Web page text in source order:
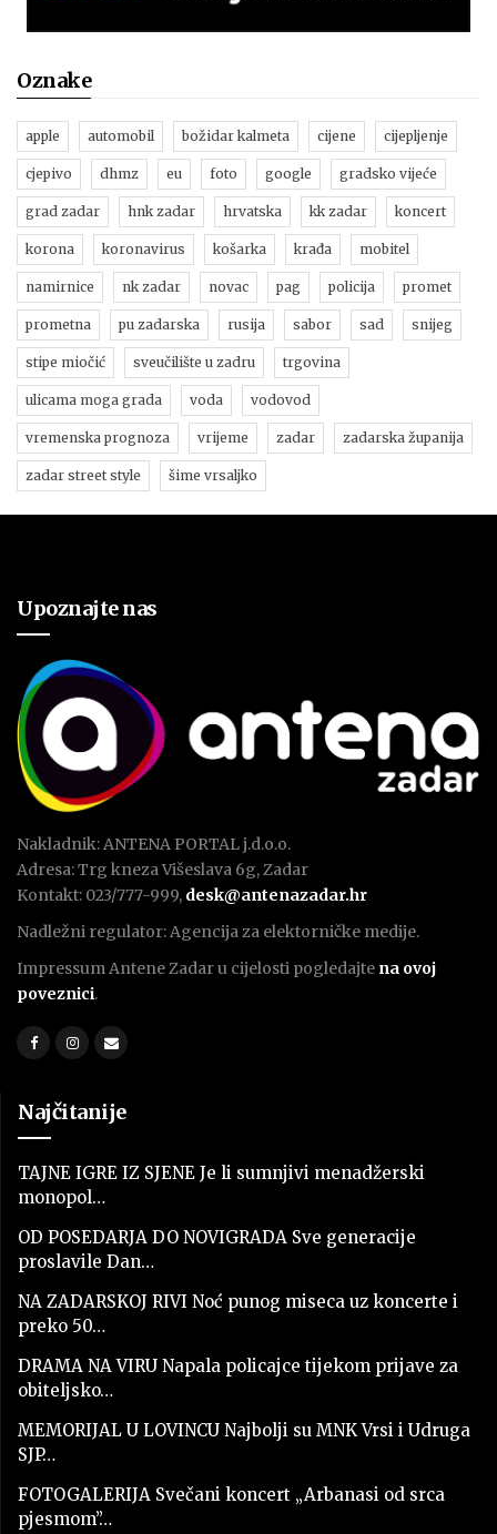
Oznake
apple automobil božidar kalmeta cijene cijepljenje
cjepivo dhmz eu foto google gradsko vijeće
grad zadar hnk zadar hrvatska kk zadar koncert
korona koronavirus košarka krađa mobitel
namirnice nk zadar novac pag policija promet
prometna pu zadarska rusija sabor sad snijeg
stipe miočić sveučilište u zadru trgovina
ulicama moga grada voda vodovod
vremenska prognoza vrijeme zadar zadarska županija
zadar street style šime vrsaljko
Upoznajte nas
Nakladnik: ANTENA PORTAL j.d.o.o.
Adresa: Trg kneza Višeslava 6g, Zadar
Kontakt: 023/777-999, desk@antenazadar.hr
Nadležni regulator: Agencija za elektorničke medije.
Impressum Antene Zadar u cijelosti pogledajte na ovoj
poveznici.
Najčitanije
TAJNE IGRE IZ SJENE Je li sumnjivi menadžerski
monopol…
OD POSEDARJA DO NOVIGRADA Sve generacije
proslavile Dan…
NA ZADARSKOJ RIVI Noć punog miseca uz koncerte i
preko 50…
DRAMA NA VIRU Napala policajce tijekom prijave za
obiteljsko…
MEMORIJAL U LOVINCU Najbolji su MNK Vrsi i Udruga
SJP…
FOTOGALERIJA Svečani koncert „Arbanasi od srca
pjesmom”…